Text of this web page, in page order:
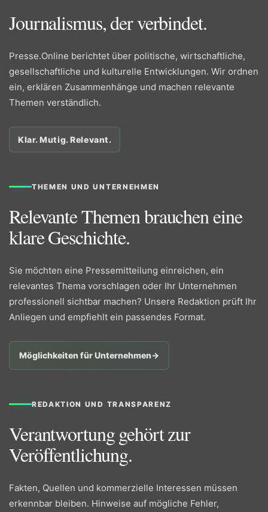
Journalismus, der verbindet.
Presse.Online berichtet über politische, wirtschaftliche,
gesellschaftliche und kulturelle Entwicklungen. Wir ordnen
ein, erklären Zusammenhänge und machen relevante
Themen verständlich.
Klar. Mutig. Relevant.
THEMEN UND UNTERNEHMEN
Relevante Themen brauchen eine
klare Geschichte.
Sie möchten eine Pressemitteilung einreichen, ein
relevantes Thema vorschlagen oder Ihr Unternehmen
professionell sichtbar machen? Unsere Redaktion prüft Ihr
Anliegen und empfiehlt ein passendes Format.
Möglichkeiten für Unternehmen→
REDAKTION UND TRANSPARENZ
Verantwortung gehört zur
Veröffentlichung.
Fakten, Quellen und kommerzielle Interessen müssen
erkennbar bleiben. Hinweise auf mögliche Fehler,